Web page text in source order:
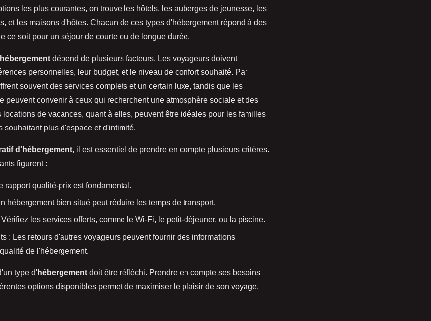
les plus courantes, on trouve les hôtels, les auberges de jeunesse, les
et les maisons d'hôtes. Chacun de ces types d'hébergement répond à des
ce soit pour un séjour de courte ou de longue durée.
hébergement dépend de plusieurs facteurs. Les voyageurs doivent
personnelles, leur budget, et le niveau de confort souhaité. Par
souvent des services complets et un certain luxe, tandis que les
peuvent convenir à ceux qui recherchent une atmosphère sociale et des
locations de vacances, quant à elles, peuvent être idéales pour les familles
souhaitant plus d'espace et d'intimité.
d'hébergement, il est essentiel de prendre en compte plusieurs critères.
figurent :
rapport qualité-prix est fondamental.
hébergement bien situé peut réduire les temps de transport.
Vérifiez les services offerts, comme le Wi-Fi, le petit-déjeuner, ou la piscine.
: Les retours d'autres voyageurs peuvent fournir des informations
de l'hébergement.
type d'hébergement doit être réfléchi. Prendre en compte ses besoins
options disponibles permet de maximiser le plaisir de son voyage.